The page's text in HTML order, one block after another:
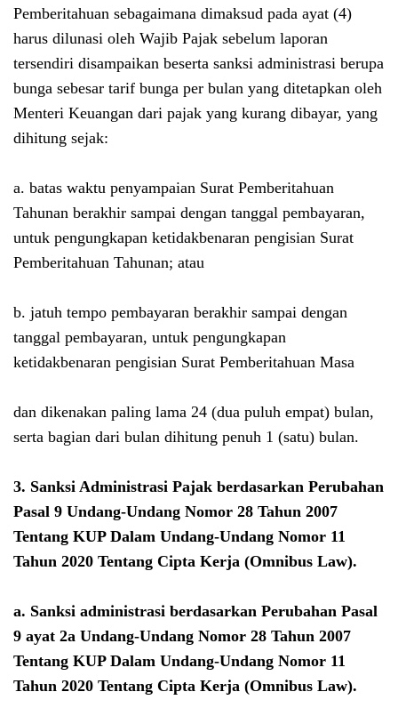
Pemberitahuan sebagaimana dimaksud pada ayat (4)
harus dilunasi oleh Wajib Pajak sebelum laporan
tersendiri disampaikan beserta sanksi administrasi berupa
bunga sebesar tarif bunga per bulan yang ditetapkan oleh
Menteri Keuangan dari pajak yang kurang dibayar, yang
dihitung sejak:
a. batas waktu penyampaian Surat Pemberitahuan
Tahunan berakhir sampai dengan tanggal pembayaran,
untuk pengungkapan ketidakbenaran pengisian Surat
Pemberitahuan Tahunan; atau
b. jatuh tempo pembayaran berakhir sampai dengan
tanggal pembayaran, untuk pengungkapan
ketidakbenaran pengisian Surat Pemberitahuan Masa
dan dikenakan paling lama 24 (dua puluh empat) bulan,
serta bagian dari bulan dihitung penuh 1 (satu) bulan.
3. Sanksi Administrasi Pajak berdasarkan Perubahan
Pasal 9 Undang-Undang Nomor 28 Tahun 2007
Tentang KUP Dalam Undang-Undang Nomor 11
Tahun 2020 Tentang Cipta Kerja (Omnibus Law).
a. Sanksi administrasi berdasarkan Perubahan Pasal
9 ayat 2a Undang-Undang Nomor 28 Tahun 2007
Tentang KUP Dalam Undang-Undang Nomor 11
Tahun 2020 Tentang Cipta Kerja (Omnibus Law).